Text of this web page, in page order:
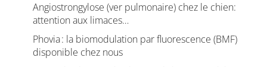
Angiostrongylose (ver pulmonaire) chez le chien:
attention aux limaces…
Phovia : la biomodulation par fluorescence (BMF)
disponible chez nous